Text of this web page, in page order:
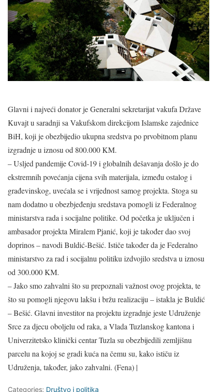
Glavni i najveći donator je Generalni sekretarijat vakufa Države
Kuvajt u saradnji sa Vakufskom direkcijom Islamske zajednice
BiH, koji je obezbijedio ukupna sredstva po prvobitnom planu
izgradnje u iznosu od 800.000 KM.
– Usljed pandemije Covid-19 i globalnih dešavanja došlo je do
ekstremnih povećanja cijena svih materijala, između ostalog i
građevinskog, uvećala se i vrijednost samog projekta. Stoga su
nam dodatno u obezbjeđenju sredstava pomogli iz Federalnog
ministarstva rada i socijalne politike. Od početka je uključen i
ambasador projekta Miralem Pjanić, koji je također dao svoj
doprinos – navodi Buldić-Bešić. Ističe također da je Federalno
ministarstvo za rad i socijalnu politiku izdvojilo sredstva u iznosu
od 300.000 KM.
– Jako smo zahvalni što su prepoznali važnost ovog projekta, te
što su pomogli njegovu lakšu i bržu realizaciju – istakla je Buldić
– Bešić. Glavni investitor na projektu izgradnje jeste Udruženje
Srce za djecu oboljelu od raka, a Vlada Tuzlanskog kantona i
Univerzitetsko klinički centar Tuzla su obezbijedili zemljišnu
parcelu na kojoj se gradi kuća na čemu su, kako ističu iz
Udruženja, također, jako zahvalni. (Fena) |
Categories: Društvo i politika